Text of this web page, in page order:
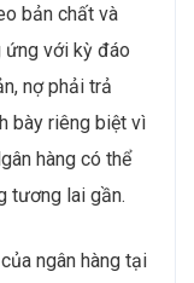
bản chất và
ứng với kỳ đáo
nợ phải trả
bày riêng biệt vì
hàng có thể
tương lai gần.
ngân hàng tại